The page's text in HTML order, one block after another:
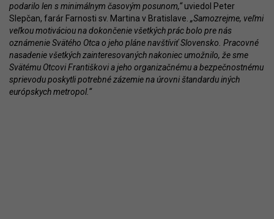
podarilo len s minimálnym časovým posunom,“uviedol Peter
Slepčan, farár Farnosti sv. Martina v Bratislave. „Samozrejme, veľmi
veľkou motiváciou na dokončenie všetkých prác bolo pre nás
oznámenie Svätého Otca o jeho pláne navštíviť Slovensko. Pracovné
nasadenie všetkých zainteresovaných nakoniec umožnilo, že sme
Svätému Otcovi Františkovi a jeho organizačnému a bezpečnostnému
sprievodu poskytli potrebné zázemie na úrovni štandardu iných
európskych metropol.“